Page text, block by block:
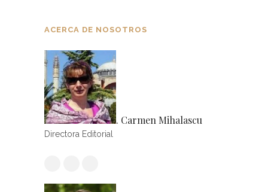
ACERCA DE NOSOTROS
. Carmen Mihalascu
Directora Editorial